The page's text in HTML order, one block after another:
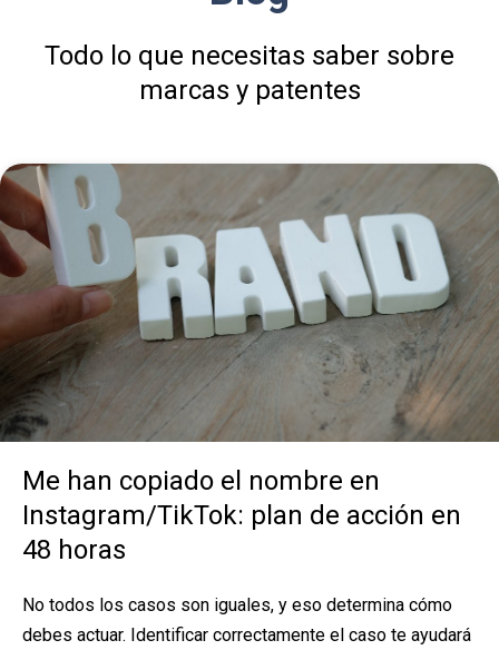
Todo lo que necesitas saber sobre
marcas y patentes
Me han copiado el nombre en
Instagram/TikTok: plan de acción en
48 horas
No todos los casos son iguales, y eso determina cómo
debes actuar. Identificar correctamente el caso te ayudará